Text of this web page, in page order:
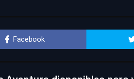
Facebook